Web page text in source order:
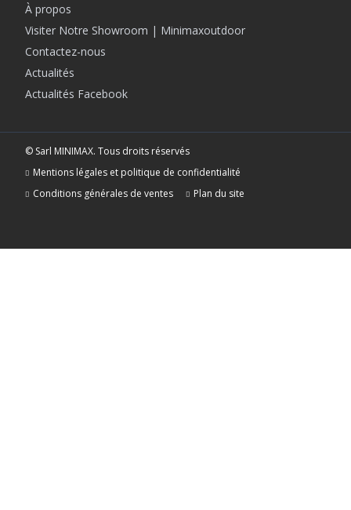
À propos
Visiter Notre Showroom | Minimaxoutdoor
Contactez-nous
Actualités
Actualités Facebook
© Sarl MINIMAX. Tous droits réservés
Mentions légales et politique de confidentialité
Conditions générales de ventes
Plan du site